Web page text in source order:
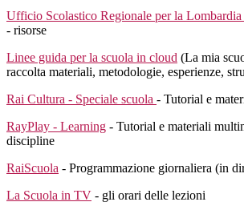
Ufficio Scolastico Regionale per la Lombardia
- risorse
Linee guida per la scuola in cloud (La mia
raccolta materiali, metodologie, esperienze,
Rai Cultura - Speciale scuola - Tutorial e
RayPlay - Learning - Tutorial e materiali
discipline
RaiScuola - Programmazione giornaliera (in
La Scuola in TV - gli orari delle lezioni